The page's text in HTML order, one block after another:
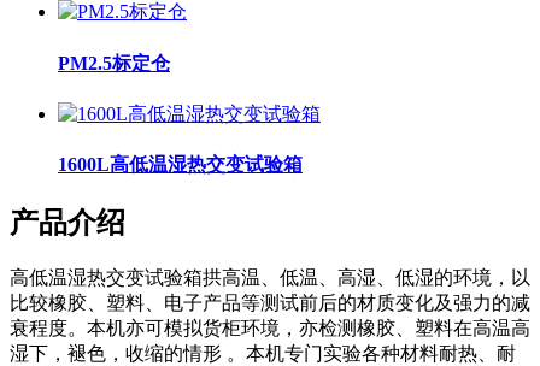
PM2.5标定仓
1600L高低温湿热交变试验箱
产品介绍
高低温湿热交变试验箱拱高温、低温、高湿、低湿的环境，以
比较橡胶、塑料、电子产品等测试前后的材质变化及强力的减
衰程度。本机亦可模拟货柜环境，亦检测橡胶、塑料在高温高
湿下，褪色，收缩的情形 。本机专门实验各种材料耐热、耐